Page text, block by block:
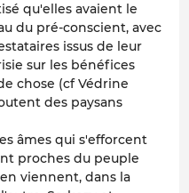
qu'elles avaient le
du pré-conscient, avec
issus de leur
sur les bénéfices
chose (cf Védrine
des paysans
âmes qui s'efforcent
proches du peuple
viennent, dans la